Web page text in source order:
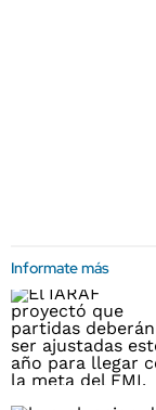
Informate más